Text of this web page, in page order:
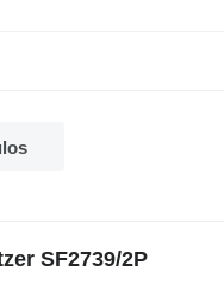
SF2739/2P